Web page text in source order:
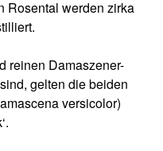
Rosental werden zirka
reinen Damaszener-
gelten die beiden
versicolor)